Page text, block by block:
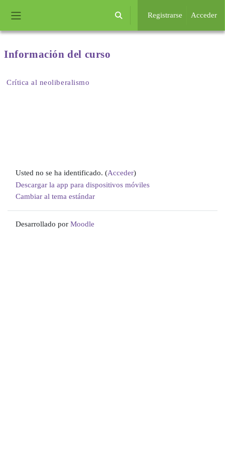
Selector de búsqueda de entrada
Registrarse Acceder
Información del curso
Crítica al neoliberalismo
Usted no se ha identificado. (Acceder)
Descargar la app para dispositivos móviles
Cambiar al tema estándar
Desarrollado por Moodle